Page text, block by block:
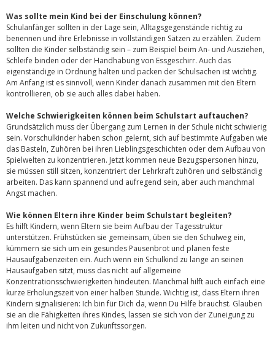
Was sollte mein Kind bei der Einschulung können?
Schulanfänger sollten in der Lage sein, Alltagsgegenstände richtig zu
benennen und ihre Erlebnisse in vollständigen Sätzen zu erzählen. Zudem
sollten die Kinder selbständig sein – zum Beispiel beim An- und Ausziehen,
Schleife binden oder der Handhabung von Essgeschirr. Auch das
eigenständige in Ordnung halten und packen der Schulsachen ist wichtig.
Am Anfang ist es sinnvoll, wenn Kinder danach zusammen mit den Eltern
kontrollieren, ob sie auch alles dabei haben.
Welche Schwierigkeiten können beim Schulstart auftauchen?
Grundsätzlich muss der Übergang zum Lernen in der Schule nicht schwierig
sein. Vorschulkinder haben schon gelernt, sich auf bestimmte Aufgaben wie
das Basteln, Zuhören bei ihren Lieblingsgeschichten oder dem Aufbau von
Spielwelten zu konzentrieren. Jetzt kommen neue Bezugspersonen hinzu,
sie müssen still sitzen, konzentriert der Lehrkraft zuhören und selbständig
arbeiten. Das kann spannend und aufregend sein, aber auch manchmal
Angst machen.
Wie können Eltern ihre Kinder beim Schulstart begleiten?
Es hilft Kindern, wenn Eltern sie beim Aufbau der Tagesstruktur
unterstützen. Frühstücken sie gemeinsam, üben sie den Schulweg ein,
kümmern sie sich um ein gesundes Pausenbrot und planen feste
Hausaufgabenzeiten ein. Auch wenn ein Schulkind zu lange an seinen
Hausaufgaben sitzt, muss das nicht auf allgemeine
Konzentrationsschwierigkeiten hindeuten. Manchmal hilft auch einfach eine
kurze Erholungszeit von einer halben Stunde. Wichtig ist, dass Eltern ihren
Kindern signalisieren: Ich bin für Dich da, wenn Du Hilfe brauchst. Glauben
sie an die Fähigkeiten ihres Kindes, lassen sie sich von der Zuneigung zu
ihm leiten und nicht von Zukunftssorgen.